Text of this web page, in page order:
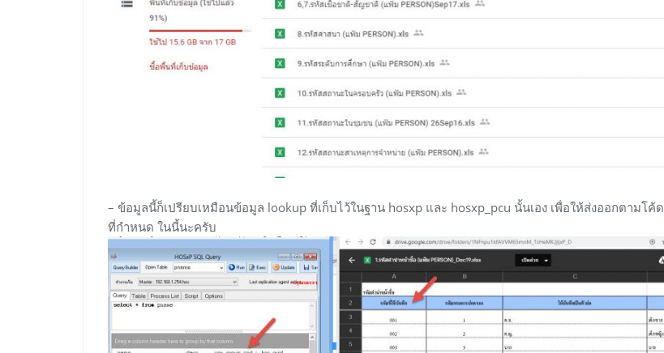
– ข้อมูลนี้ก็เปรียบเหมือนข้อมูล lookup ที่เก็บไว้ในฐาน hosxp และ hosxp_pcu นั้นเอง เพื่อให้ส่งออกตามโค้ด
ที่กำหนด ในนี้นะครับ